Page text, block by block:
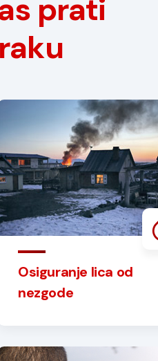
prati
Osiguranje lica od
nezgode